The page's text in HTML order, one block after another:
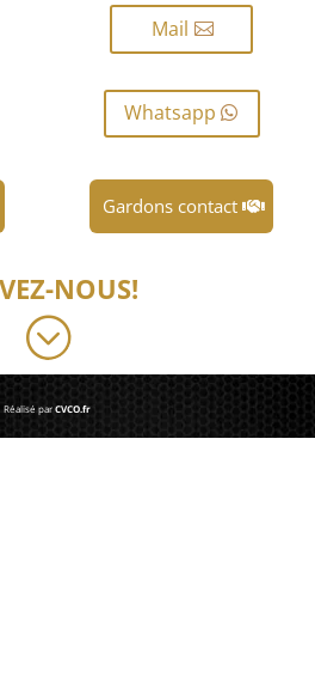
Mail
Whatsapp
Gardons contact
NOUS!
;
Réalisé parCVCO.fr